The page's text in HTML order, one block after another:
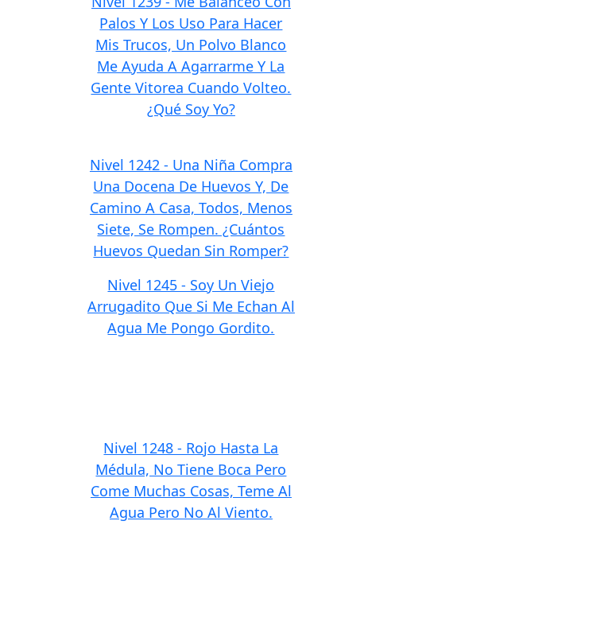
Palos Y Los Uso Para Hacer
Mis Trucos, Un Polvo Blanco
Me Ayuda A Agarrarme Y La
Gente Vitorea Cuando Volteo.
¿Qué Soy Yo?
Nivel 1242 - Una Niña Compra
Una Docena De Huevos Y, De
Camino A Casa, Todos, Menos
Siete, Se Rompen. ¿Cuántos
Huevos Quedan Sin Romper?
Nivel 1245 - Soy Un Viejo
Arrugadito Que Si Me Echan Al
Agua Me Pongo Gordito.
Nivel 1248 - Rojo Hasta La
Médula, No Tiene Boca Pero
Come Muchas Cosas, Teme Al
Agua Pero No Al Viento.